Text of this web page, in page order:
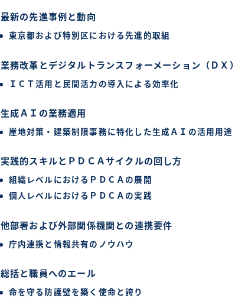
最新の先進事例と動向
東京都および特別区における先進的取組
業務改革とデジタルトランスフォーメーション（ＤＸ）
ＩＣＴ活用と民間活力の導入による効率化
生成ＡＩの業務適用
崖地対策・建築制限事務に特化した生成ＡＩの活用用途
実践的スキルとＰＤＣＡサイクルの回し方
組織レベルにおけるＰＤＣＡの展開
個人レベルにおけるＰＤＣＡの実践
他部署および外部関係機関との連携要件
庁内連携と情報共有のノウハウ
総括と職員へのエール
命を守る防護壁を築く使命と誇り